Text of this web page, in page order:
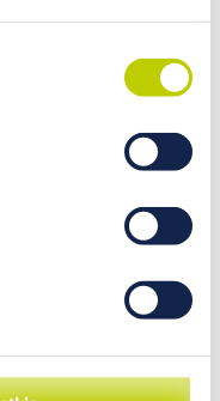
–
i terapia
jak i mężczyzn.
od 50 do
ilości powyżej
które dotyczy
nie wszystkie jej
jednakowym
przyczynami
w gabinecie